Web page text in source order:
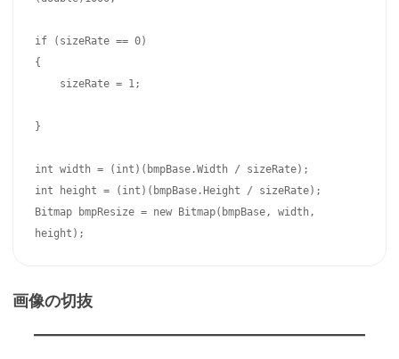
if (sizeRate == 0)
{
}
int width = (int)(bmpBase.Width / sizeRate);
int height = (int)(bmpBase.Height / sizeRate);
Bitmap bmpResize = new Bitmap(bmpBase, width,
height);
画像の切抜